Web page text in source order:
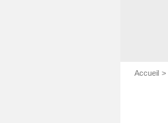
Accueil